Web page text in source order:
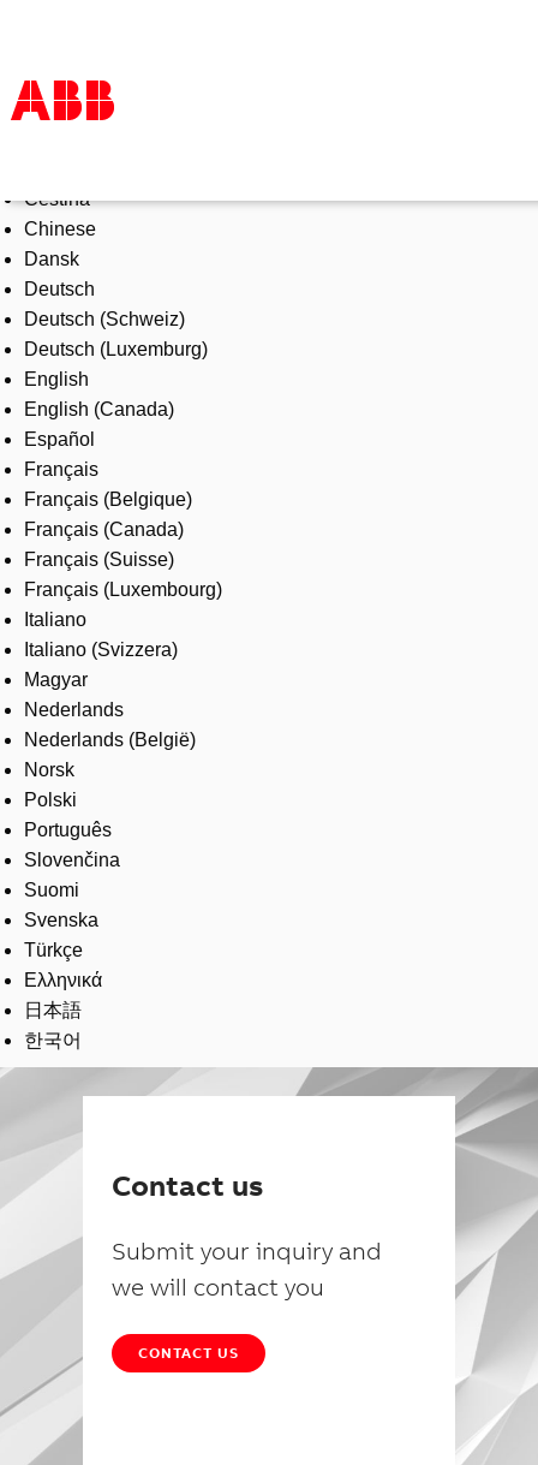
Products & Solutions
Industries
Services
About us
Where to buy
Contact us
Careers
Čeština
Chinese
Dansk
Deutsch
Deutsch (Schweiz)
Deutsch (Luxemburg)
English
English (Canada)
Español
Français
Français (Belgique)
Français (Canada)
Français (Suisse)
Français (Luxembourg)
Italiano
Italiano (Svizzera)
Magyar
Nederlands
Nederlands (België)
Norsk
Polski
Português
Slovenčina
Suomi
Svenska
Türkçe
Ελληνικά
日本語
한국어
Contact us
Submit your inquiry and
we will contact you
CONTACT US